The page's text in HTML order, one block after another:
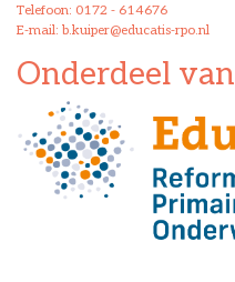
Telefoon: 0172 - 614676
E-mail: b.kuiper@educatis-rpo.nl
Onderdeel van